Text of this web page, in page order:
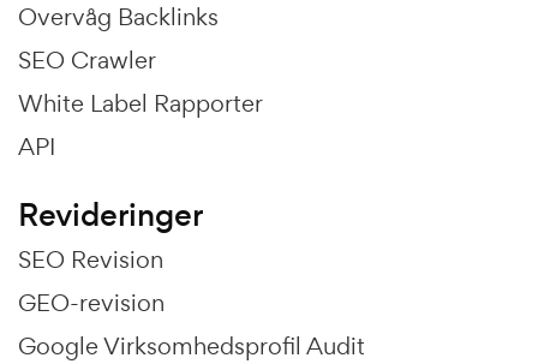
Overvåg Backlinks
SEO Crawler
White Label Rapporter
API
Revideringer
SEO Revision
GEO-revision
Google Virksomhedsprofil Audit